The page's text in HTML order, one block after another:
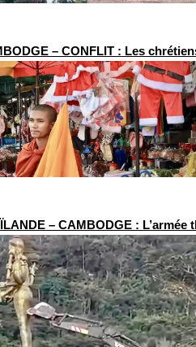
– CONFLIT : Les
– CAMBODGE :